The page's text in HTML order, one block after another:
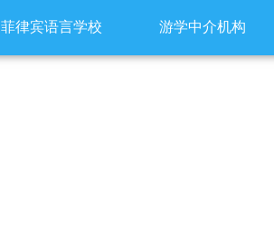
菲律宾语言学校 游学中介机构